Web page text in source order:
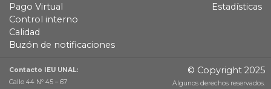
Pago Virtual
Control interno
Calidad
Buzón de notificaciones
Estadísticas
Contacto IEU UNAL:
Calle 44 Nº 45 – 67
© Copyright 2025
Algunos derechos reservados.